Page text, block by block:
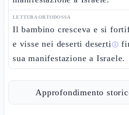
LETTURA ORTODOSSA
Il bambino cresceva e si
e visse nei desertidesertiⓘ
sua manifestazione a Israele.
Approfondimento